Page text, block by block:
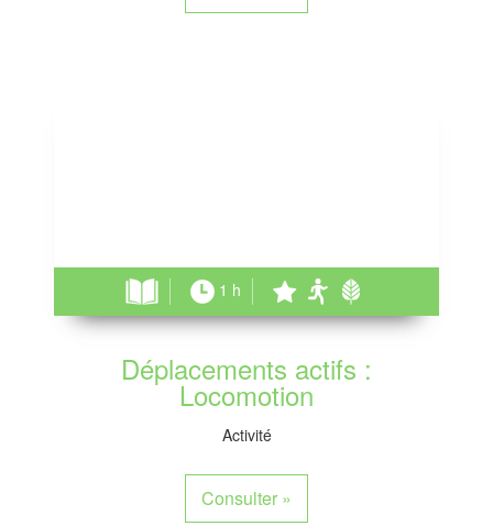
1 h
Déplacements actifs :
Locomotion
Activité
Consulter »